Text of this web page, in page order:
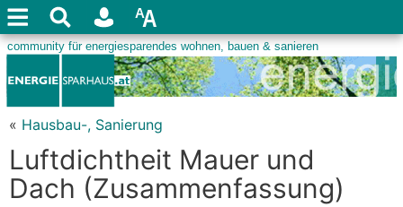
« Hausbau-, Sanierung
Luftdichtheit Mauer und
Dach (Zusammenfassung)